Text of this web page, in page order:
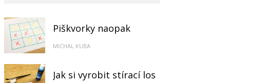
Piškvorky naopak
MICHAL KUBA
Jak si vyrobit stírací los